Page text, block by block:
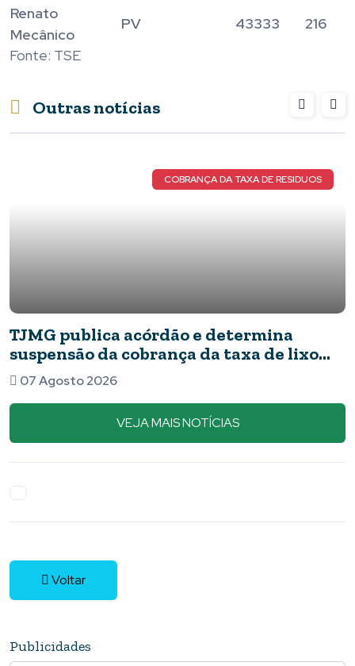
Renato
Mecânico
PV 43333
216
Fonte: TSE
Outras notícias
COBRANÇA DA TAXA DE RESIDUOS
TJMG publica acórdão e determina
suspensão da cobrança da taxa de lixo
em Piumhi
07 Agosto 2026
VEJA MAIS NOTÍCIAS
Voltar
Publicidades